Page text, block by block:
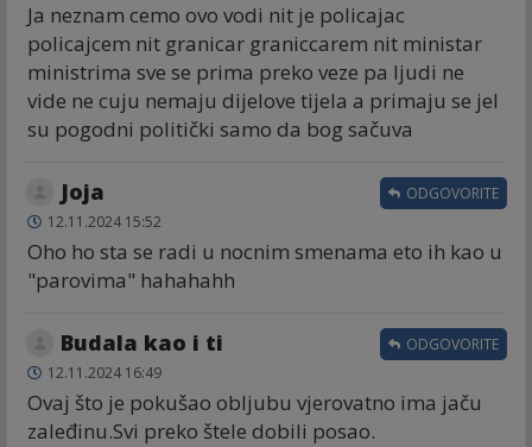
Ja neznam cemo ovo vodi nit je policajac
policajcem nit granicar graniccarem nit ministar
ministrima sve se prima preko veze pa ljudi ne
vide ne cuju nemaju dijelove tijela a primaju se jel
su pogodni politički samo da bog sačuva
Joja
12.11.2024 15:52
Oho ho sta se radi u nocnim smenama eto ih kao u
"parovima" hahahahh
ODGOVORITE
Budala kao i ti
12.11.2024 16:49
Ovaj što je pokušao obljubu vjerovatno ima jaču
zaleđinu.Svi preko štele dobili posao.
ODGOVORITE